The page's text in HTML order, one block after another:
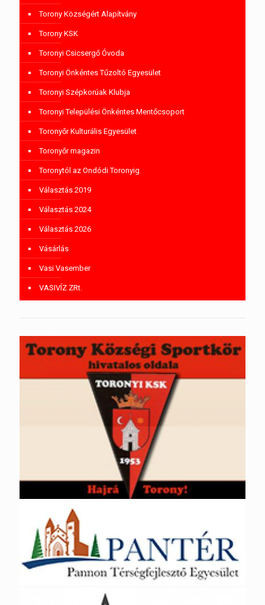
Torony Községért Alapítvány
Torony KSK
Toronyi Csicsergő Óvoda
Toronyi Önkéntes Tűzoltó Egyesület
Toronyi Szépkorúak Klubja
Toronyi Települési Önkéntes Mentőcsoport
Toronyőr Kulturális Egyesület
Toronyőr magazin
Toronytól az Ondódi Toronyig
Választás 2019
Választás 2024
Választás 2026
Vásárlás
Vasi Vasember
VASIVÍZ ZRt.